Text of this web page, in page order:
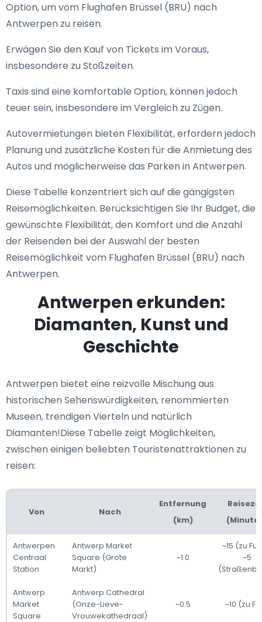
Option, um vom Flughafen Brüssel (BRU) nach
Antwerpen zu reisen.
Erwägen Sie den Kauf von Tickets im Voraus,
insbesondere zu Stoßzeiten.
Taxis sind eine komfortable Option, können jedoch
teuer sein, insbesondere im Vergleich zu Zügen.
Autovermietungen bieten Flexibilität, erfordern jedoch
Planung und zusätzliche Kosten für die Anmietung des
Autos und möglicherweise das Parken in Antwerpen.
Diese Tabelle konzentriert sich auf die gängigsten
Reisemöglichkeiten. Berücksichtigen Sie Ihr Budget, die
gewünschte Flexibilität, den Komfort und die Anzahl
der Reisenden bei der Auswahl der besten
Reisemöglichkeit vom Flughafen Brüssel (BRU) nach
Antwerpen.
Antwerpen erkunden:
Diamanten, Kunst und
Geschichte
Antwerpen bietet eine reizvolle Mischung aus
historischen Sehenswürdigkeiten, renommierten
Museen, trendigen Vierteln und natürlich
Diamanten!Diese Tabelle zeigt Möglichkeiten,
zwischen einigen beliebten Touristenattraktionen zu
reisen:
Von Nach
Entfernung
(km)
Antwerpen
Centraal
Station
Antwerp Market
Square (Grote
Markt)
~1.0
~15 (zu
~5
Antwerp
Market
Square
Antwerp Cathedral
(Onze-Lieve-
Vrouwekathedraal)
~0.5 ~10 (zu